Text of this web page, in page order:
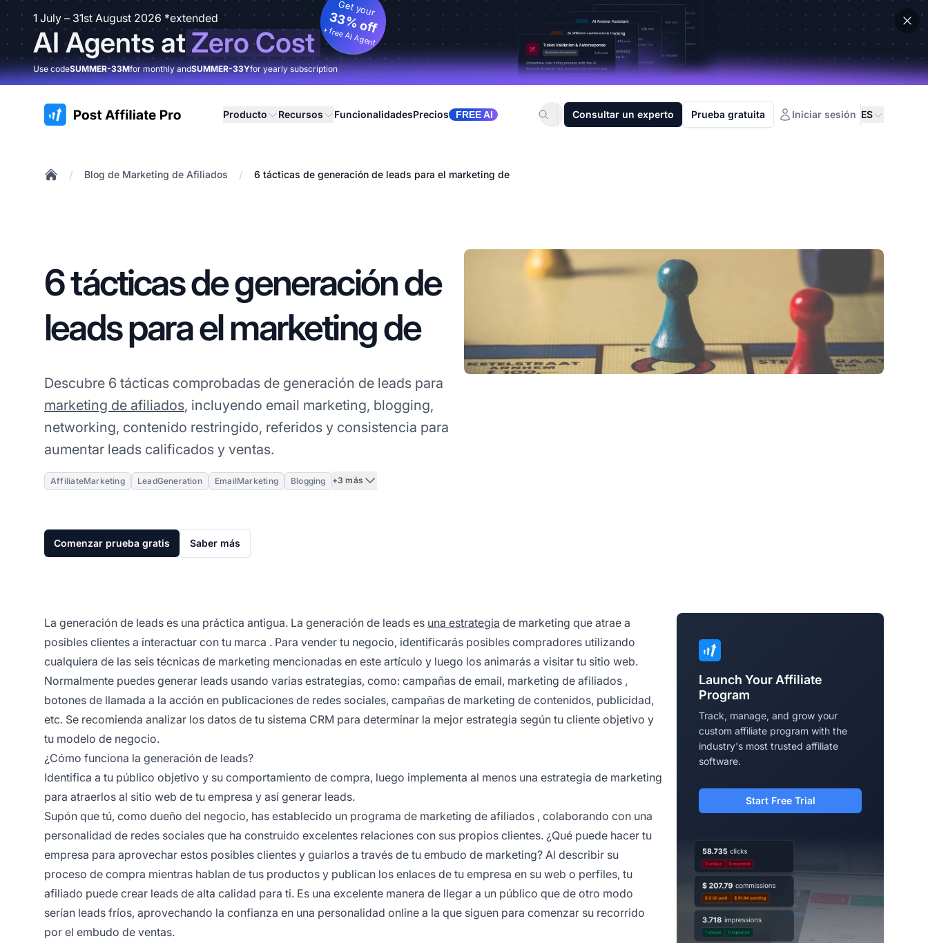
1 July – 31st August 2026 *extended
AI Agents atZero Cost
Get your
33% off
+ free AI Agent
Use codeSUMMER-33Mfor monthly andSUMMER-33Yfor yearly subscription
:site.title Producto Recursos FuncionalidadesPrecios FREE AI Consultar un experto Prueba gratuita Iniciar sesión ES
/ Blog de Marketing de Afiliados / 6 tácticas de generación de leads para el marketing de
6 tácticas de generación de
leads para el marketing de
Descubre 6 tácticas comprobadas de generación de leads para
marketing de afiliados, incluyendo email marketing, blogging,
networking, contenido restringido, referidos y consistencia para
aumentar leads calificados y ventas.
AffiliateMarketing LeadGeneration EmailMarketing Blogging +3 más
Comenzar prueba gratis Saber más
La generación de leads es una práctica antigua. La generación de leads es una estrategia de marketing que atrae a
posibles clientes a interactuar con tu marca . Para vender tu negocio, identificarás posibles compradores utilizando
cualquiera de las seis técnicas de marketing mencionadas en este artículo y luego los animarás a visitar tu sitio web.
Normalmente puedes generar leads usando varias estrategias, como: campañas de email, marketing de afiliados ,
botones de llamada a la acción en publicaciones de redes sociales, campañas de marketing de contenidos, publicidad,
etc. Se recomienda analizar los datos de tu sistema CRM para determinar la mejor estrategia según tu cliente objetivo y
tu modelo de negocio.
¿Cómo funciona la generación de leads?
Identifica a tu público objetivo y su comportamiento de compra, luego implementa al menos una estrategia de marketing
para atraerlos al sitio web de tu empresa y así generar leads.
Supón que tú, como dueño del negocio, has establecido un programa de marketing de afiliados , colaborando con una
personalidad de redes sociales que ha construido excelentes relaciones con sus propios clientes. ¿Qué puede hacer tu
empresa para aprovechar estos posibles clientes y guiarlos a través de tu embudo de marketing? Al describir su
proceso de compra mientras hablan de tus productos y publican los enlaces de tu empresa en su web o perfiles, tu
afiliado puede crear leads de alta calidad para ti. Es una excelente manera de llegar a un público que de otro modo
serían leads fríos, aprovechando la confianza en una personalidad online a la que siguen para comenzar su recorrido
por el embudo de ventas.
Launch Your Affiliate
Program
Track, manage, and grow your
custom affiliate program with the
industry's most trusted affiliate
software.
Start Free Trial